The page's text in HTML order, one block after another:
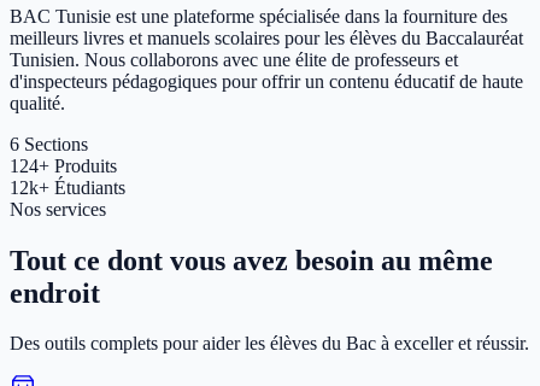
BAC Tunisie est une plateforme spécialisée dans la fourniture des
meilleurs livres et manuels scolaires pour les élèves du Baccalauréat
Tunisien. Nous collaborons avec une élite de professeurs et
d'inspecteurs pédagogiques pour offrir un contenu éducatif de haute
qualité.
6 Sections
124+ Produits
12k+ Étudiants
Nos services
Tout ce dont vous avez besoin au même
endroit
Des outils complets pour aider les élèves du Bac à exceller et réussir.